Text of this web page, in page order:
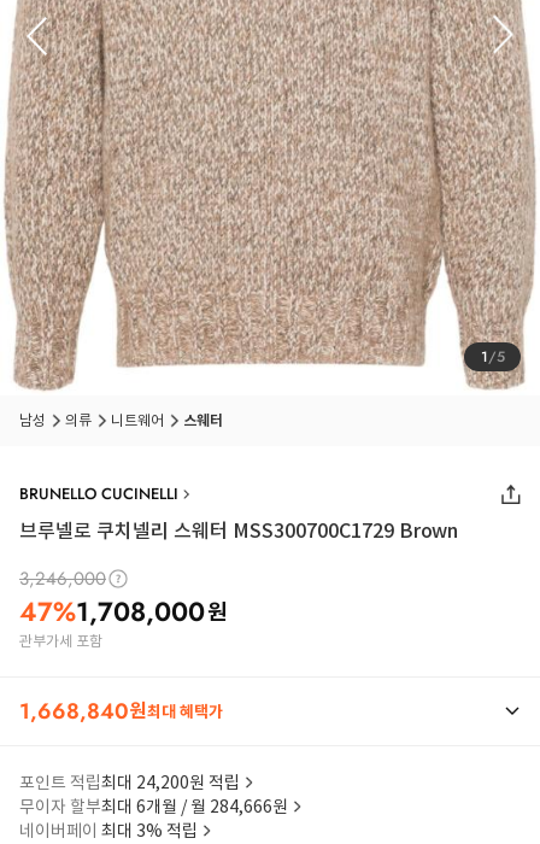
1/5
남성 의류 니트웨어 스웨터
BRUNELLO CUCINELLI
브루넬로 쿠치넬리 스웨터 MSS300700C1729 Brown
3,246,000
47%1,708,000원
관부가세 포함
1,668,840원최대 혜택가
포인트 적립최대 24,200원 적립
무이자 할부최대 6개월 / 월 284,666원
네이버페이 최대 3% 적립